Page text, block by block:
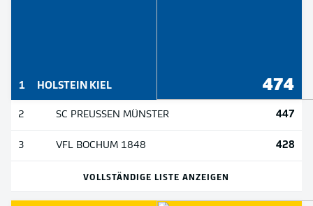
1 HOLSTEIN KIEL 474
2 SC PREUSSEN MÜNSTER 447
3 VFL BOCHUM 1848 428
VOLLSTÄNDIGE LISTE ANZEIGEN